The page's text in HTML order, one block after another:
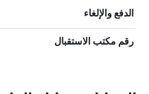
الدفع والإلغاء
رقم مكتب الاستقبال